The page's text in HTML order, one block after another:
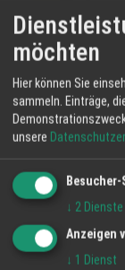
Klaus Huber
Zur
07841 - 53 81
möchten
Hier können Sie
sammeln. Einträge,
unsere
↓ 2 Dienste
Anzeigen
↓ 1 Dienst